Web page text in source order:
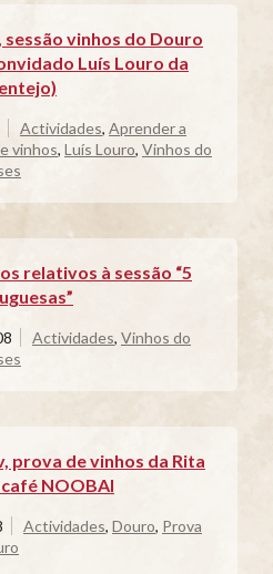
sessão vinhos do Douro
Luís Louro da
Actividades, Aprender a
vinhos, Luís Louro, Vinhos do
relativos à sessão “5
Actividades, Vinhos do
prova de vinhos da Rita
NOOBAI
Actividades, Douro, Prova